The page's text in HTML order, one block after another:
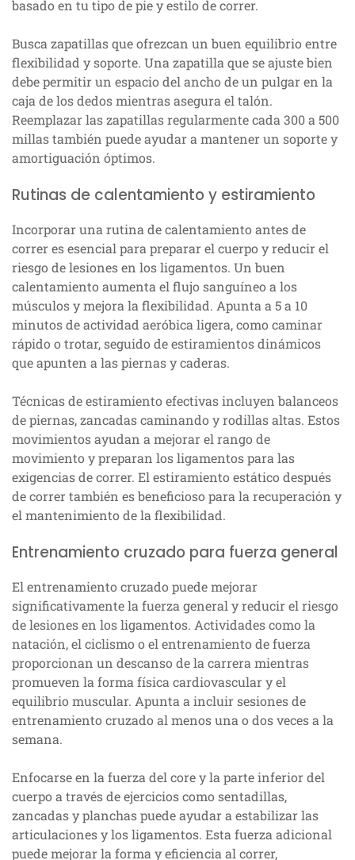
basado en tu tipo de pie y estilo de correr.
Busca zapatillas que ofrezcan un buen equilibrio entre
flexibilidad y soporte. Una zapatilla que se ajuste bien
debe permitir un espacio del ancho de un pulgar en la
caja de los dedos mientras asegura el talón.
Reemplazar las zapatillas regularmente cada 300 a 500
millas también puede ayudar a mantener un soporte y
amortiguación óptimos.
Rutinas de calentamiento y estiramiento
Incorporar una rutina de calentamiento antes de
correr es esencial para preparar el cuerpo y reducir el
riesgo de lesiones en los ligamentos. Un buen
calentamiento aumenta el flujo sanguíneo a los
músculos y mejora la flexibilidad. Apunta a 5 a 10
minutos de actividad aeróbica ligera, como caminar
rápido o trotar, seguido de estiramientos dinámicos
que apunten a las piernas y caderas.
Técnicas de estiramiento efectivas incluyen balanceos
de piernas, zancadas caminando y rodillas altas. Estos
movimientos ayudan a mejorar el rango de
movimiento y preparan los ligamentos para las
exigencias de correr. El estiramiento estático después
de correr también es beneficioso para la recuperación y
el mantenimiento de la flexibilidad.
Entrenamiento cruzado para fuerza general
El entrenamiento cruzado puede mejorar
significativamente la fuerza general y reducir el riesgo
de lesiones en los ligamentos. Actividades como la
natación, el ciclismo o el entrenamiento de fuerza
proporcionan un descanso de la carrera mientras
promueven la forma física cardiovascular y el
equilibrio muscular. Apunta a incluir sesiones de
entrenamiento cruzado al menos una o dos veces a la
semana.
Enfocarse en la fuerza del core y la parte inferior del
cuerpo a través de ejercicios como sentadillas,
zancadas y planchas puede ayudar a estabilizar las
articulaciones y los ligamentos. Esta fuerza adicional
puede mejorar la forma y eficiencia al correr,